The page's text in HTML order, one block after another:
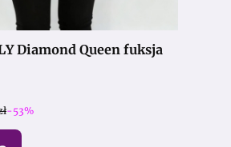
LILLY Diamond Queen fuksja
-53%